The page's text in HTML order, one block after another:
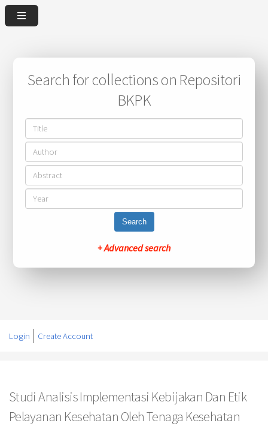
Search for collections on Repositori
BKPK
Search
+ Advanced search
Login Create Account
Studi Analisis Implementasi Kebijakan Dan Etik
Pelayanan Kesehatan Oleh Tenaga Kesehatan